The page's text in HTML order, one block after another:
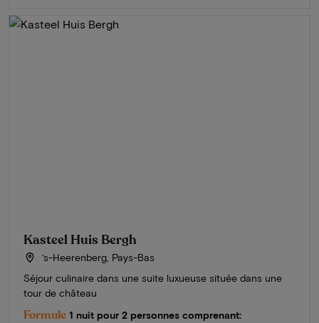
Kasteel Huis Bergh
‘s-Heerenberg, Pays-Bas
Séjour culinaire dans une suite luxueuse située dans une
tour de château
Formule 1 nuit pour 2 personnes comprenant: